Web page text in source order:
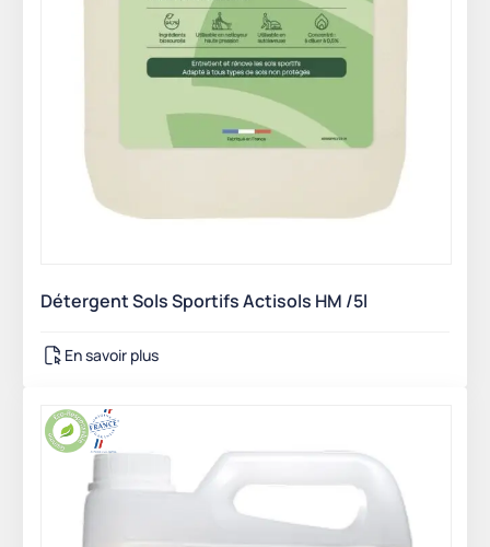
Détergent Sols Sportifs Actisols HM /5l
En savoir plus